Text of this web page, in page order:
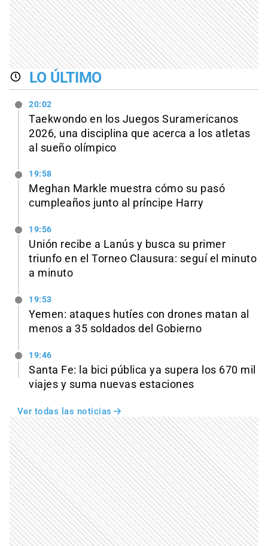
LO ÚLTIMO
20:02
Taekwondo en los Juegos Suramericanos
2026, una disciplina que acerca a los atletas
al sueño olímpico
19:58
Meghan Markle muestra cómo su pasó
cumpleaños junto al príncipe Harry
19:56
Unión recibe a Lanús y busca su primer
triunfo en el Torneo Clausura: seguí el minuto
a minuto
19:53
Yemen: ataques hutíes con drones matan al
menos a 35 soldados del Gobierno
19:46
Santa Fe: la bici pública ya supera los 670 mil
viajes y suma nuevas estaciones
Ver todas las noticias